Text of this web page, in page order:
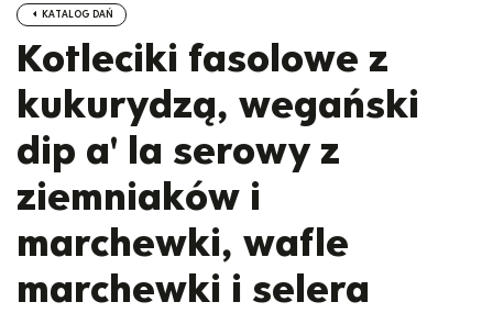
KATALOG DAŃ
Kotleciki fasolowe z
kukurydzą, wegański
dip a' la serowy z
ziemniaków i
marchewki, wafle
marchewki i selera